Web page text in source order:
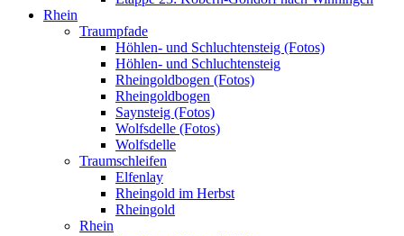
Rhein
Traumpfade
Höhlen- und Schluchtensteig (Fotos)
Höhlen- und Schluchtensteig
Rheingoldbogen (Fotos)
Rheingoldbogen
Saynsteig (Fotos)
Wolfsdelle (Fotos)
Wolfsdelle
Traumschleifen
Elfenlay
Rheingold im Herbst
Rheingold
Rhein